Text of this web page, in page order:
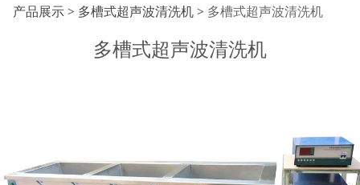
多槽式超声波清洗机
产品展示> 多槽式超声波清洗机> 多槽式超声波清洗机
多槽式超声波清洗机